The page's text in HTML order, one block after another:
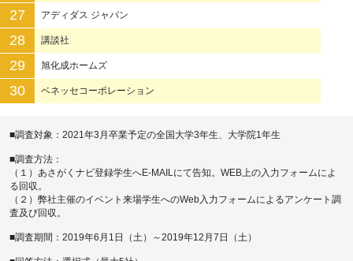
27 アディダス ジャパン
28 講談社
29 旭化成ホームズ
30 ベネッセコーポレーション
■調査対象：2021年3月卒業予定の全国大学3年生、大学院1年生
■調査方法：
（１）あさがくナビ登録学生へE-MAILにて告知。WEB上の入力フォームによ
る回収。
（２）弊社主催のイベント来場学生へのWeb入力フォームによるアンケート調
査及び回収。
■調査期間：2019年6月1日（土）～2019年12月7日（土）